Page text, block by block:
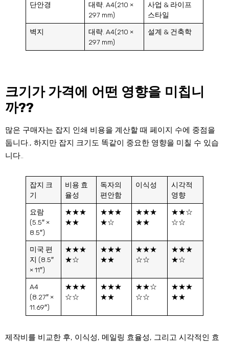
단안경
대략. A4(210 ×
297 mm)
사업 & 라이프
스타일
벽지
대략. A4(210 ×
297 mm)
설계 & 건축학
크기가 가격에 어떤 영향을 미칩니
까??
많은 구매자는 잡지 인쇄 비용을 계산할 때 페이지 수에 중점을
둡니다., 하지만 잡지 크기도 똑같이 중요한 영향을 미칠 수 있습
니다..
잡지 크
기
비용 효
율성
독자의
편안함
이식성
시각적
영향
요람
(5.5″ ×
8.5″)
★★★
★★
★★★
★☆
★★★
★★
★★☆
☆☆
미국 편
지 (8.5″
× 11″)
★★★
★☆
★★★
★★
★★★
☆☆
★★★
★☆
A4
(8.27″ ×
11.69″)
★★★
☆☆
★★★
★★
★★☆
☆☆
★★★
★★
제작비를 비교한 후, 이식성, 메일링 효율성, 그리고 시각적인 효